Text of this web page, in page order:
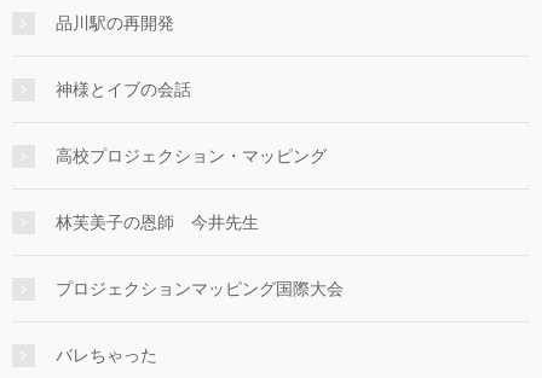
品川駅の再開発
神様とイブの会話
高校プロジェクション・マッピング
林芙美子の恩師 今井先生
プロジェクションマッピング国際大会
バレちゃった